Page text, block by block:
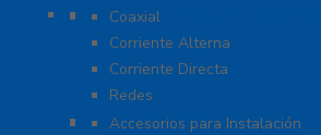
Protección contra Descargas
Coaxial
Corriente Alterna
Corriente Directa
Redes
Tierra Física y Pararrayos
Accesorios para Instalación